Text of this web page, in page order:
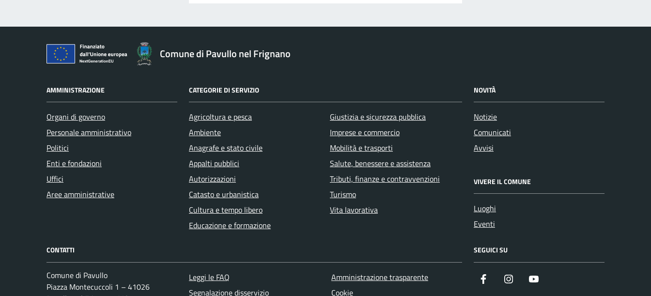
Comune di Pavullo nel Frignano
AMMINISTRAZIONE
Organi di governo
Personale amministrativo
Politici
Enti e fondazioni
Uffici
Aree amministrative
CATEGORIE DI SERVIZIO
Agricoltura e pesca
Ambiente
Anagrafe e stato civile
Appalti pubblici
Autorizzazioni
Catasto e urbanistica
Cultura e tempo libero
Educazione e formazione
Giustizia e sicurezza pubblica
Imprese e commercio
Mobilità e trasporti
Salute, benessere e assistenza
Tributi, finanze e contravvenzioni
Turismo
Vita lavorativa
NOVITÀ
Notizie
Comunicati
Avvisi
VIVERE IL COMUNE
Luoghi
Eventi
CONTATTI
Comune di Pavullo
Piazza Montecuccoli 1 – 41026
Leggi le FAQ
Segnalazione disservizio
Amministrazione trasparente
Cookie
SEGUICI SU
Facebook Instagram